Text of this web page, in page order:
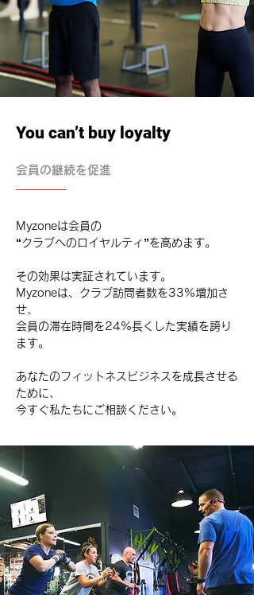
You can’t buy loyalty
会員の継続を促進
Myzoneは会員の
“クラブへのロイヤルティ”を高めます。
その効果は実証されています。
Myzoneは、クラブ訪問者数を33%増加さ
せ、
会員の滞在時間を24%長くした実績を誇り
ます。
あなたのフィットネスビジネスを成長させる
ために、
今すぐ私たちにご相談ください。